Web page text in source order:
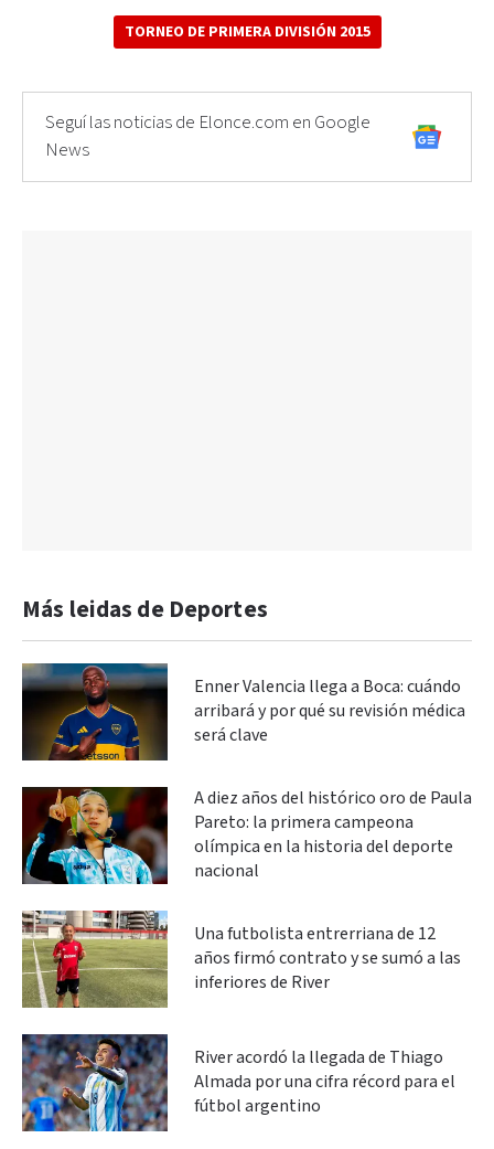
TORNEO DE PRIMERA DIVISIÓN 2015
Seguí las noticias de Elonce.com en Google
News
Más leidas de Deportes
Enner Valencia llega a Boca: cuándo
arribará y por qué su revisión médica
será clave
A diez años del histórico oro de Paula
Pareto: la primera campeona
olímpica en la historia del deporte
nacional
Una futbolista entrerriana de 12
años firmó contrato y se sumó a las
inferiores de River
River acordó la llegada de Thiago
Almada por una cifra récord para el
fútbol argentino